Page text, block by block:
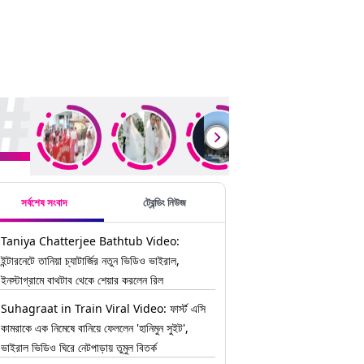
সর্বশেষ সংবাদ ট্রেন্ডিং নিউজ
Taniya Chatterjee Bathtub Video:
ইন্টারনেটে তানিয়া চ্যাটার্জির নতুন ভিডিও ভাইরাল,
ইনস্টাগ্রামে বাথটাব থেকে শেয়ার করলেন রিল
Suhagraat in Train Viral Video: ফার্স্ট এসি
কামরাকে এক নিমেষে বানিয়ে ফেললেন 'হানিমুন সুইট',
ভাইরাল ভিডিও ঘিরে নেটপাড়ায় তুমুল বিতর্ক